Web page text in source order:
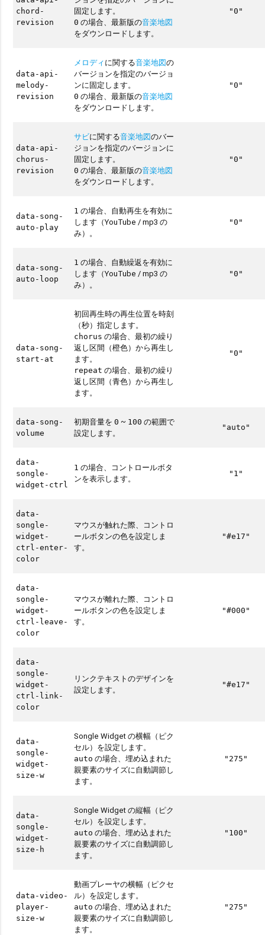
chord-
revision
固定します。
0 の場合、最新版の音楽地図
をダウンロードします。
"0"
data-api-
melody-
revision
メロディに関する音楽地図の
バージョンを指定のバージョ
ンに固定します。
0 の場合、最新版の音楽地図
をダウンロードします。
"0"
data-api-
chorus-
revision
サビに関する音楽地図のバー
ジョンを指定のバージョンに
固定します。
0 の場合、最新版の音楽地図
をダウンロードします。
"0"
data-song-
auto-play
1 の場合、自動再生を有効に
します（YouTube / mp3 の
み）。
"0"
data-song-
auto-loop
1 の場合、自動繰返を有効に
します（YouTube / mp3 の
み）。
"0"
data-song-
start-at
初回再生時の再生位置を時刻
（秒）指定します。
chorus の場合、最初の繰り
返し区間（橙色）から再生し
ます。
repeat の場合、最初の繰り
返し区間（青色）から再生し
ます。
"0"
data-song-
volume
初期音量を0 ~ 100 の範囲で
設定します。
"auto"
data-
songle-
widget-ctrl
1 の場合、コントロールボタ
ンを表示します。
"1"
data-
songle-
widget-
ctrl-enter-
color
マウスが触れた際、コントロ
ールボタンの色を設定しま
す。
"#e17"
data-
songle-
widget-
ctrl-leave-
color
マウスが離れた際、コントロ
ールボタンの色を設定しま
す。
"#000"
data-
songle-
widget-
ctrl-link-
color
リンクテキストのデザインを
設定します。
"#e17"
data-
songle-
widget-
size-w
Songle Widget の横幅（ピク
セル）を設定します。
auto の場合、埋め込まれた
親要素のサイズに自動調節し
ます。
"275"
data-
songle-
widget-
size-h
Songle Widget の縦幅（ピク
セル）を設定します。
auto の場合、埋め込まれた
親要素のサイズに自動調節し
ます。
"100"
data-video-
player-
size-w
動画プレーヤの横幅（ピクセ
ル）を設定します。
auto の場合、埋め込まれた
親要素のサイズに自動調節し
ます。
"275"